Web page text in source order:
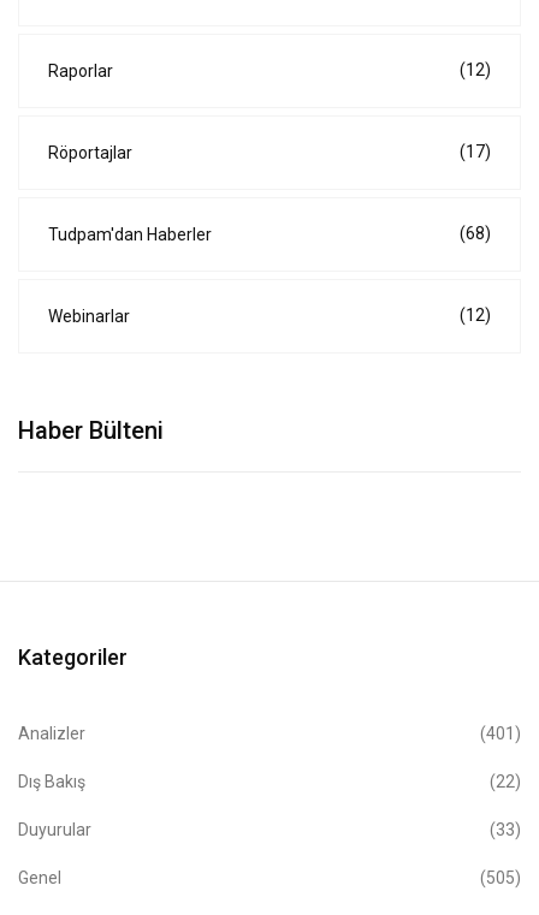
Raporlar (12)
Röportajlar (17)
Tudpam'dan Haberler (68)
Webinarlar (12)
Haber Bülteni
Kategoriler
Analizler (401)
Dış Bakış (22)
Duyurular (33)
Genel (505)